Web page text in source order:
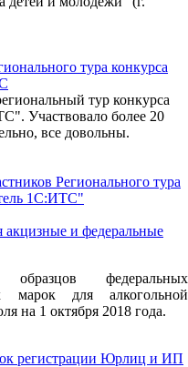
тура конкурса
тур конкурса
Участвовало более 20
все довольны.
Регионального тура
1С:ИТС"
акцизные и федеральные
федеральных
марок для алкогольной
на 1 октября 2018 года.
регистрации Юрлиц и ИП